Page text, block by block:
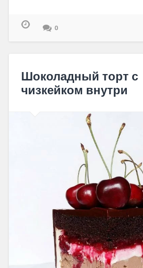
0
Шоколадный торт с
чизкейком внутри